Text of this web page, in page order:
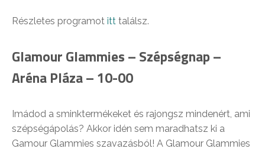
Részletes programot itt találsz.
Glamour Glammies – Szépségnap –
Aréna Pláza – 10-00
Imádod a sminktermékeket és rajongsz mindenért, ami
szépségápolás? Akkor idén sem maradhatsz ki a
Gamour Glammies szavazásból! A Glamour Glammies